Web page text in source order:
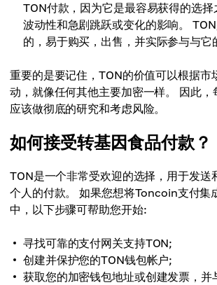
TON付款，因为它是最容易获得的选
波动性和急剧跳跃或变化的影响。
的，易于购买，出售，并实际参与与它
重要的是要记住，TON的价值可以根据市
动，就像任何其他主要加密一样。 因此
应该做彻底的研究和考虑风险。
如何接受转基因食品付款？
TON是一个非常受欢迎的选择，用于发送
个人的付款。 如果您想将Toncoin支付集
中，以下步骤可帮助您开始:
寻找可靠的支付网关支持TON;
创建并保护您的TON钱包帐户;
获取您的加密钱包地址或创建发票，并